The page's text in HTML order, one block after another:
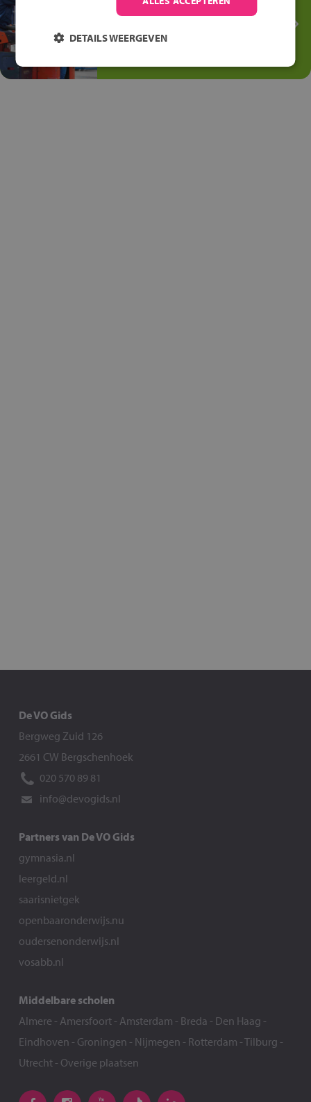
Transport en Logistiek
logistiek: daar kun je mee
De VO Gids
Bergweg Zuid 126
2661 CW Bergschenhoek
020 570 89 81
info@devogids.nl
Partners van De VO Gids
gymnasia.nl
leergeld.nl
saarisnietgek
openbaaronderwijs.nu
oudersenonderwijs.nl
vosabb.nl
Middelbare scholen
Almere - Amersfoort- Amsterdam - Breda - Den Haag -
Eindhoven - Groningen - Nijmegen - Rotterdam -Tilburg -
Utrecht- Overige plaatsen
DETAILS WEERGEVEN